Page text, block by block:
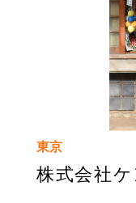
東京
株式会社